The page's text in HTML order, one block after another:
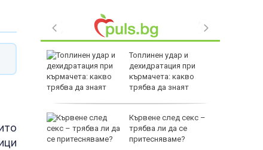
Топлинен удар и
дехидратация при
кърмачета: какво
трябва да знаят
Кървене след секс –
трябва ли да се
притесняваме?